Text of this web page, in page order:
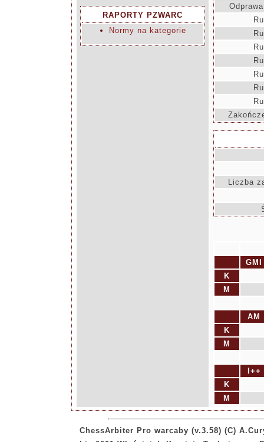
RAPORTY PZWARC
Normy na kategorie
Liczba
GMI
K
M
AM
K
M
I++
K
M
ChessArbiter Pro warcaby (v.3.58) (C)